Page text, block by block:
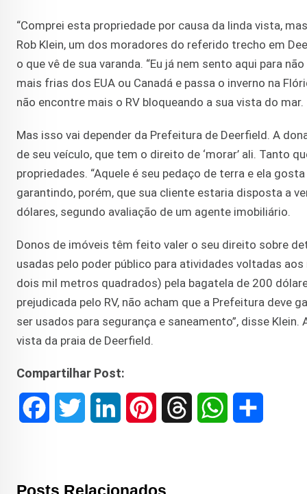
“Comprei esta propriedade por causa da linda vista,
Rob Klein, um dos moradores do referido trecho em
o que vê de sua varanda. “Eu já nem sento aqui para
mais frias dos EUA ou Canadá e passa o inverno na
não encontre mais o RV bloqueando a sua vista do mar.
Mas isso vai depender da Prefeitura de Deerfield. A
de seu veículo, que tem o direito de ‘morar’ ali. Tanto
propriedades. “Aquele é seu pedaço de terra e ela
garantindo, porém, que sua cliente estaria disposta a
dólares, segundo avaliação de um agente imobiliário.
Donos de imóveis têm feito valer o seu direito sobre
usadas pelo poder público para atividades voltadas
dois mil metros quadrados) pela bagatela de 200
prejudicada pelo RV, não acham que a Prefeitura deve
ser usados para segurança e saneamento”, disse
vista da praia de Deerfield.
Compartilhar Post: